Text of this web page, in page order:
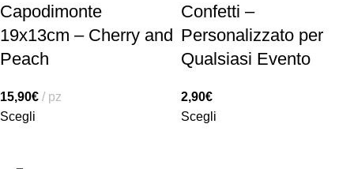
Capodimonte
19x13cm – Cherry and
Peach
15,90€
pz
Scegli
Confetti –
Personalizzato per
Qualsiasi Evento
2,90€
Scegli